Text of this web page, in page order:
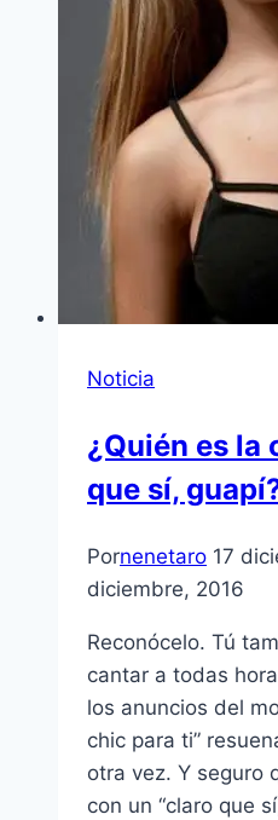
Noticia
¿Quién es la
que sí,
Pornenetaro 17
diciembre, 2016
Reconócelo. Tú
cantar a todas
los anuncios del
chic para ti”
otra vez. Y seguro
con un “claro que